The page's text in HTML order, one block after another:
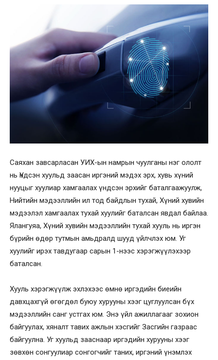
Саяхан завсарласан УИХ-ын намрын чуулганы нэг ололт
нь Үндсэн хуульд заасан иргэний мэдэх эрх, хувь хүний
нууцыг хуулиар хамгаалах үндсэн эрхийг баталгаажуулж,
Нийтийн мэдээллийн ил тод байдлын тухай, Хүний хувийн
мэдээлэл хамгаалах тухай хуулийг баталсан явдал байлаа.
Ялангуяа, Хүний хувийн мэдээллийн тухай хууль нь иргэн
бүрийн өдөр тутмын амьдралд шууд үйлчлэх юм. Уг
хуулийг ирэх тавдугаар сарын 1-нээс хэрэгжүүлэхээр
баталсан.
Хууль хэрэгжүүлж эхлэхээс өмнө иргэдийн биеийн
давхцахгүй өгөгдөл буюу хурууны хээг цуглуулсан бүх
мэдээллийн санг устгах юм. Энэ үйл ажиллагааг зохион
байгуулах, хяналт тавих ажлын хэсгийг Засгийн газраас
байгуулна. Уг хуульд зааснаар иргэдийн хурууны хээг
зөвхөн сонгуулиар сонгогчийг таних, иргэний үнэмлэх